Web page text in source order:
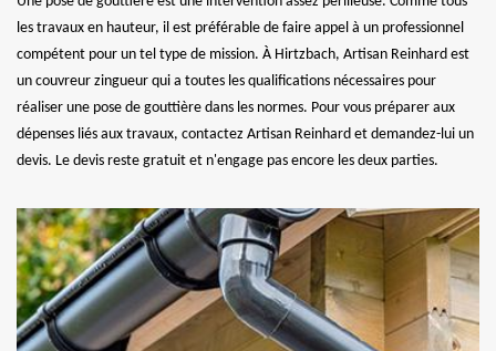
les travaux en hauteur, il est préférable de faire appel à un professionnel
compétent pour un tel type de mission. À Hirtzbach, Artisan Reinhard est
un couvreur zingueur qui a toutes les qualifications nécessaires pour
réaliser une pose de gouttière dans les normes. Pour vous préparer aux
dépenses liés aux travaux, contactez Artisan Reinhard et demandez-lui un
devis. Le devis reste gratuit et n'engage pas encore les deux parties.